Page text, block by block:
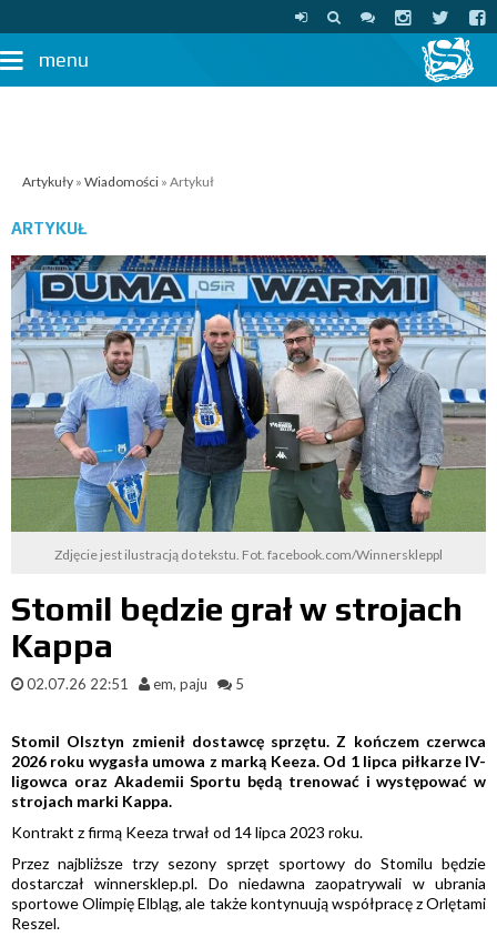
menu
Artykuły » Wiadomości » Artykuł
ARTYKUŁ
Zdjęcie jest ilustracją do tekstu. Fot. facebook.com/Winnerskleppl
Stomil będzie grał w strojach
Kappa
02.07.26 22:51 em, paju 5
Stomil Olsztyn zmienił dostawcę sprzętu. Z kończem czerwca
2026 roku wygasła umowa z marką Keeza. Od 1 lipca piłkarze IV-
ligowca oraz Akademii Sportu będą trenować i występować w
strojach marki Kappa.
Kontrakt z firmą Keeza trwał od 14 lipca 2023 roku.
Przez najbliższe trzy sezony sprzęt sportowy do Stomilu będzie
dostarczał winnersklep.pl. Do niedawna zaopatrywali w ubrania
sportowe Olimpię Elbląg, ale także kontynuują współpracę z Orlętami
Reszel.